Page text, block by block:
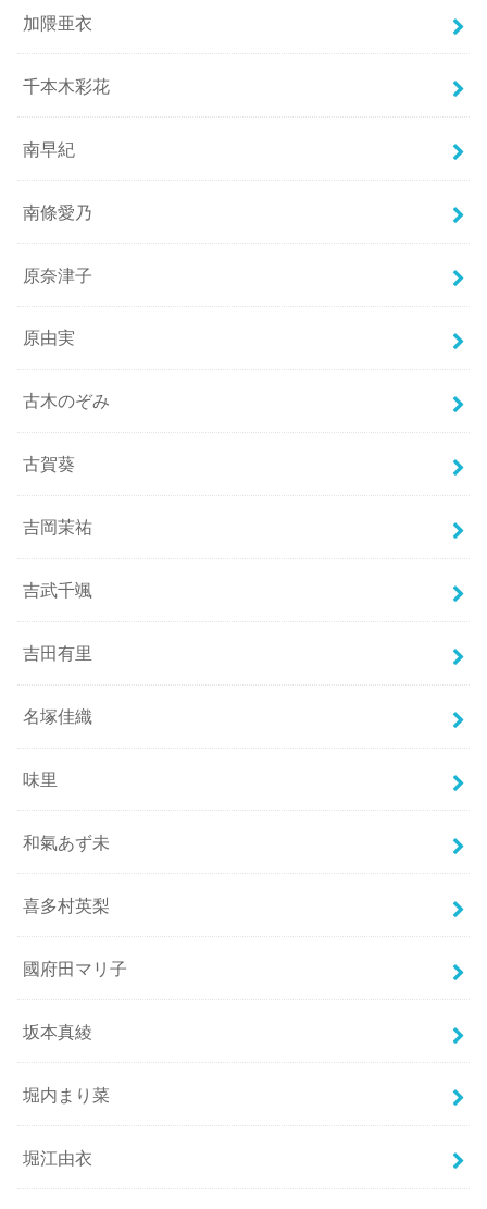
加隈亜衣
千本木彩花
南早紀
南條愛乃
原奈津子
原由実
古木のぞみ
古賀葵
吉岡茉祐
吉武千颯
吉田有里
名塚佳織
味里
和氣あず未
喜多村英梨
國府田マリ子
坂本真綾
堀内まり菜
堀江由衣